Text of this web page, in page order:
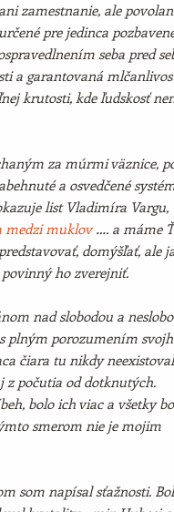
zamestnanie, ale
pre jedinca
seba pred
a garantovaná
krutosti, kde ľudskosť
za múrmi väznice,
a osvedčené
list Vladimíra Vargu,
medzi muklov…. a máme
domýšľať, ale
ho zverejniť.
nad slobodou a
plným porozumením
čiara tu nikdy
z počutia od dotknutých.
bolo ich viac a všetky
smerom nie je mojim
som napísal sťažnosti.